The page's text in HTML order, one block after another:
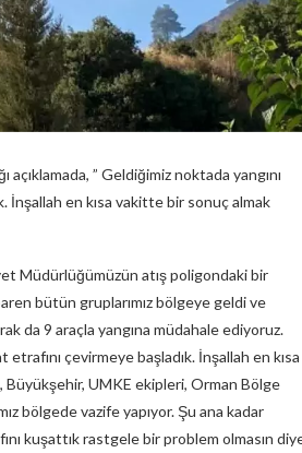
” Geldiğimiz noktada yangını
İnşallah en kısa vakitte bir sonuç almak
Müdürlüğümüzün atış poligondaki bir
bütün gruplarımız bölgeye geldi ve
da 9 araçla yangına müdahale ediyoruz.
etrafını çevirmeye başladık. İnşallah en kısa
UMKE ekipleri, Orman Bölge
bölgede vazife yapıyor. Şu ana kadar
kuşattık rastgele bir problem olmasın